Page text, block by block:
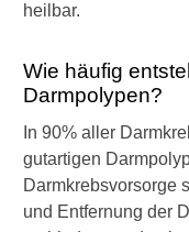
heilbar.
Wie häufig
Darmpolypen?
In 90% aller
gutartigen
Darmkrebsvorsorge
und Entfernung der
r
m
r
e
b
s